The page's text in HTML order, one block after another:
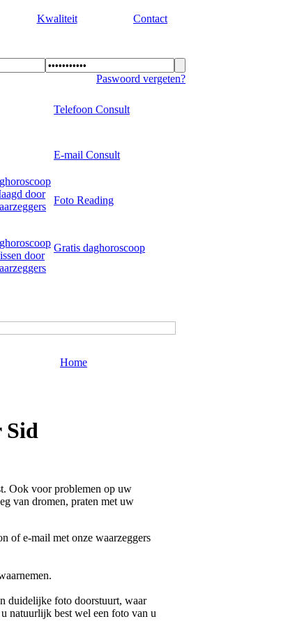
Kwaliteit Contact
Paswoord vergeten?
Telefoon Consult
E-mail Consult
Foto Reading
Gratis daghoroscoop
Home
Sid
Ook voor problemen op uw
van dromen, praten met uw
of e-mail met onze waarzeggers
duidelijke foto doorstuurt, waar
natuurlijk best wel een foto van u